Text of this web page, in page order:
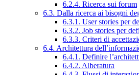
6.2.4. Ricerca sui forum
6.3. Dalla ricerca ai bisogni
6.3.1. User stories per
6.3.2. Job stories per
6.3.3. Criteri di
6.4. Architettura
6.4.1. Definire
6.4.2. Alberatura